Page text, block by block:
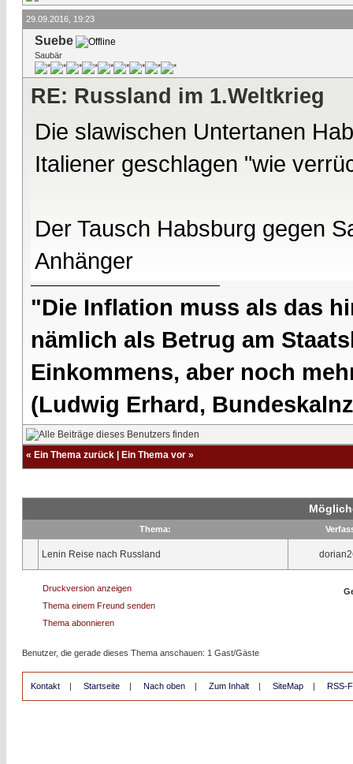
29.09.2016, 19:23
Suebe
Saubär
RE: Russland im 1.Weltkrieg
Die slawischen Untertanen
Italiener geschlagen "wie
Der Tausch Habsburg gegen
Anhänger
"Die Inflation muss als das
nämlich als Betrug am
Einkommens, aber noch
(Ludwig Erhard,
« Ein Thema zurück Ein Thema vor »
Thema:
Lenin Reise nach Russland
Druckversion anzeigen
Thema einem Freund senden
Thema abonnieren
Benutzer, die gerade dieses Thema anschauen: 1 Gast/Gäste
Kontakt | Startseite | Nach oben | Zum Inhalt | SiteMap | RSS-